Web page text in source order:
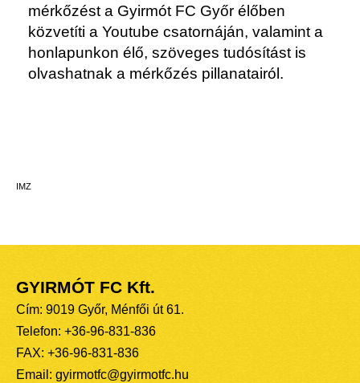
mérkőzést a Gyirmót FC Győr élőben
közvetíti a Youtube csatornáján, valamint a
honlapunkon élő, szöveges tudósítást is
olvashatnak a mérkőzés pillanatairól.
IMZ
GYIRMÓT FC Kft.
Cím: 9019 Győr, Ménfői út 61.
Telefon: +36-96-831-836
FAX: +36-96-831-836
Email: gyirmotfc@gyirmotfc.hu